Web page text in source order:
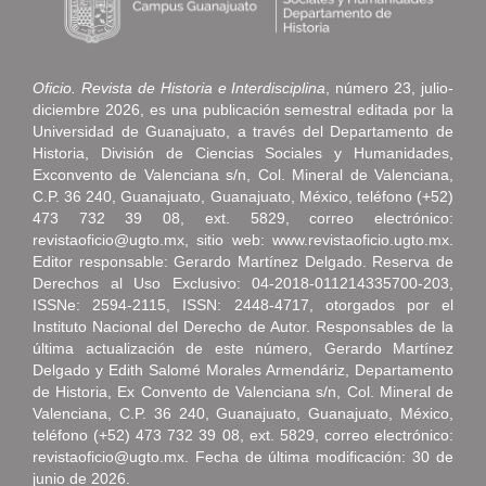
Oficio. Revista de Historia e Interdisciplina , número 23, julio-
diciembre 2026, es una publicación semestral editada por la
Universidad de Guanajuato, a través del Departamento de
Historia, División de Ciencias Sociales y Humanidades,
Exconvento de Valenciana s/n, Col. Mineral de Valenciana,
C.P. 36 240, Guanajuato, Guanajuato, México, teléfono (+52)
473 732 39 08, ext. 5829, correo electrónico:
revistaoficio@ugto.mx, sitio web: www.revistaoficio.ugto.mx.
Editor responsable: Gerardo Martínez Delgado. Reserva de
Derechos al Uso Exclusivo: 04-2018-011214335700-203,
ISSNe: 2594-2115, ISSN: 2448-4717, otorgados por el
Instituto Nacional del Derecho de Autor. Responsables de la
última actualización de este número, Gerardo Martínez
Delgado y Edith Salomé Morales Armendáriz, Departamento
de Historia, Ex Convento de Valenciana s/n, Col. Mineral de
Valenciana, C.P. 36 240, Guanajuato, Guanajuato, México,
teléfono (+52) 473 732 39 08, ext. 5829, correo electrónico:
revistaoficio@ugto.mx. Fecha de última modificación: 30 de
junio de 2026.